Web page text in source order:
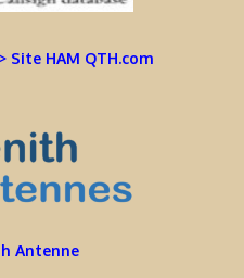
HAM QTH.com
Antenne